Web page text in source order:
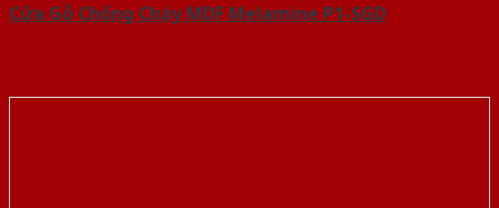
Cửa Gỗ Chống Cháy MDF Melamine P1-SGD